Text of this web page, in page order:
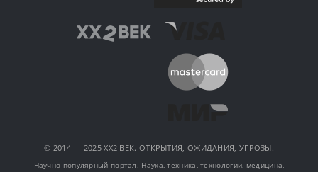
© 2014 — 2025 XX2 ВЕК. ОТКРЫТИЯ, ОЖИДАНИЯ, УГРОЗЫ.
Научно-популярный портал. Наука, техника, технологии, медицина,